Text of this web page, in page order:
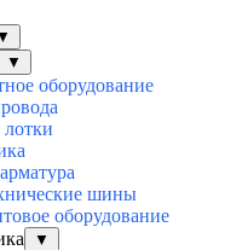
▼
оборудование
шины
оборудование
▼